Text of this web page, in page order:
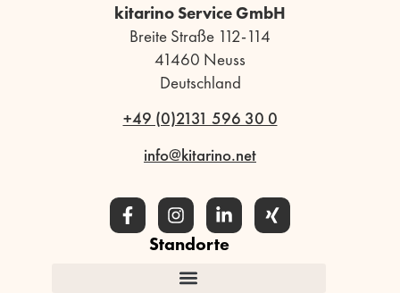
kitarino Service GmbH
Breite Straße 112-114
41460 Neuss
Deutschland
+49 (0)2131 596 30 0
info@kitarino.net
Standorte